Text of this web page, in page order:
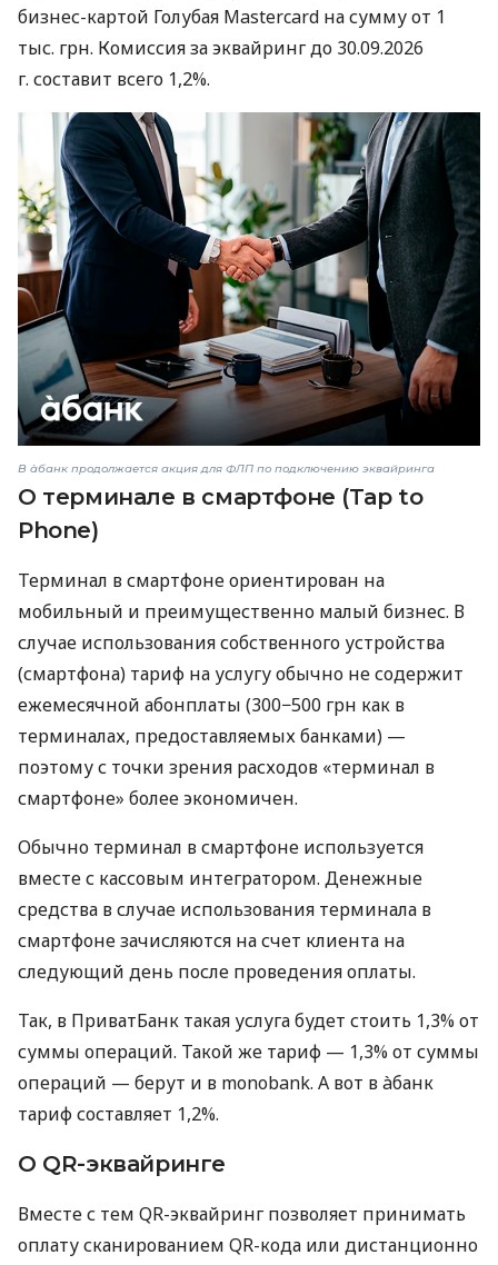
бизнес-картой Голубая Mastercard на сумму от 1
тыс. грн. Комиссия за эквайринг до 30.09.2026
г. составит всего 1,2%.
В àбанк продолжается акция для ФЛП по подключению эквайринга
О терминале в смартфоне (Tap to
Phone)
Терминал в смартфоне ориентирован на
мобильный и преимущественно малый бизнес. В
случае использования собственного устройства
(смартфона) тариф на услугу обычно не содержит
ежемесячной абонплаты (300−500 грн как в
терминалах, предоставляемых банками) —
поэтому с точки зрения расходов «терминал в
смартфоне» более экономичен.
Обычно терминал в смартфоне используется
вместе с кассовым интегратором. Денежные
средства в случае использования терминала в
смартфоне зачисляются на счет клиента на
следующий день после проведения оплаты.
Так, в ПриватБанк такая услуга будет стоить 1,3% от
суммы операций. Такой же тариф — 1,3% от суммы
операций — берут и в monobank. А вот в àбанк
тариф составляет 1,2%.
О QR-эквайринге
Вместе с тем QR-эквайринг позволяет принимать
оплату сканированием QR-кода или дистанционно